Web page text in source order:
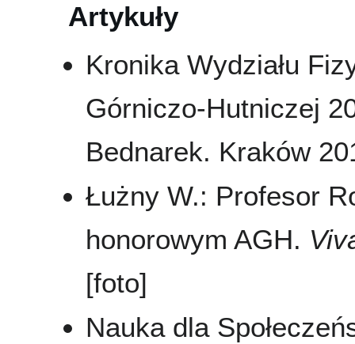
Artykuły
Kronika Wydziału
Górniczo-Hutniczej
Bednarek. Kraków
Łużny W.: Profesor
honorowym AGH.
[foto]
Nauka dla